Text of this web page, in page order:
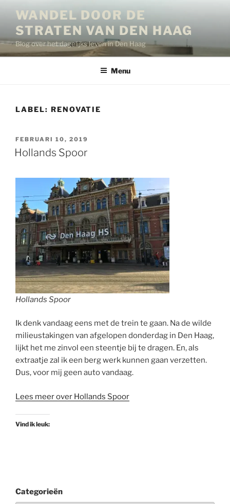
inhoud
WANDEL DOOR DE
STRATEN VAN DEN HAAG
Blog over het dagelijks leven in Den Haag
Menu
LABEL: RENOVATIE
GEPLAATST
OP
FEBRUARI 10, 2019
Hollands Spoor
Hollands Spoor
Ik denk vandaag eens met de trein te gaan. Na de wilde
milieustakingen van afgelopen donderdag in Den Haag,
lijkt het me zinvol een steentje bij te dragen. En, als
extraatje zal ik een berg werk kunnen gaan verzetten.
Dus, voor mij geen auto vandaag.
Lees meer over Hollands Spoor
Vind ik leuk:
Categorieën